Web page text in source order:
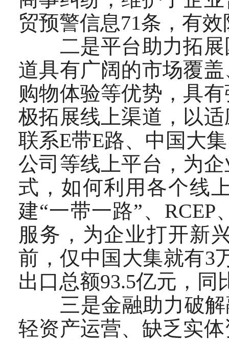
贸预警信息71条，有
二是平台助力拓展
道具有广阔的市场覆
购物体验等优势，具
极拓展线上渠道，以
联系E带E路、中国大
公司等线上平台，为
式，如何利用各个线
建“一带一路”、
服务，为企业打开新
前，仅中国大集就有3
出口总额93.5亿元，同
三是金融助力破解
轻资产运营、缺乏实